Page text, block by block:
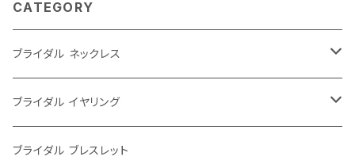
CATEGORY
ブライダル ネックレス
大ぶり
シンプル
ブライダル イヤリング
大ぶり
ブライダル ブレスレット